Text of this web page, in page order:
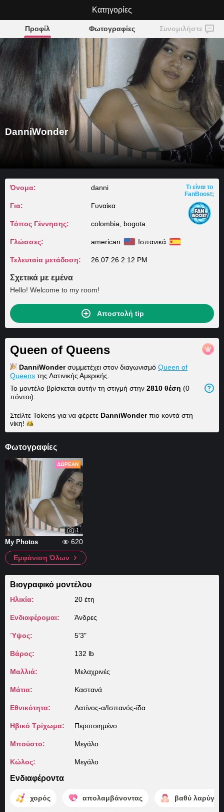
DanniWonder
Προφίλ Φωτογραφίες Συνομιλήστε
DanniWonder
Όνομα: danni
Για: Γυναίκα
Τόπος Γέννησης: colombia, bogota
Γλώσσες: american Ισπανικά
Τελευταία μετάδοση: 26.07.26 2:12 PM
Τι είναι το
FanBoost;
Σχετικά με εμένα
Hello! Welcome to my room!
Αποστολή tip
Queen of Queens
DanniWonder συμμετέχει στον διαγωνισμό Queen of
Queens της Λατινικής Αμερικής.
Το μοντέλο βρίσκεται αυτήν τη στιγμή στην 2810 θέση (0
πόντοι).
Στείλτε Tokens για να φέρετε DanniWonder πιο κοντά στη
νίκη!
Φωτογραφίες
ΔΩΡΕΆΝ
1
My Photos
620
Εμφάνιση Όλων
Βιογραφικό μοντέλου
Ηλικία: 20 έτη
Ενδιαφέρομαι: Άνδρες
Ύψος: 5'3"
Βάρος: 132 lb
Μαλλιά: Μελαχρινές
Μάτια: Καστανά
Εθνικότητα: Λατίνος-α/Ισπανός-ίδα
Ηβικό Τρίχωμα: Περιποιημένο
Μπούστο: Μεγάλο
Κώλος: Μεγάλο
Ενδιαφέροντα
χορός απολαμβάνοντας βαθύ λαρύγγι
Κατηγορίες